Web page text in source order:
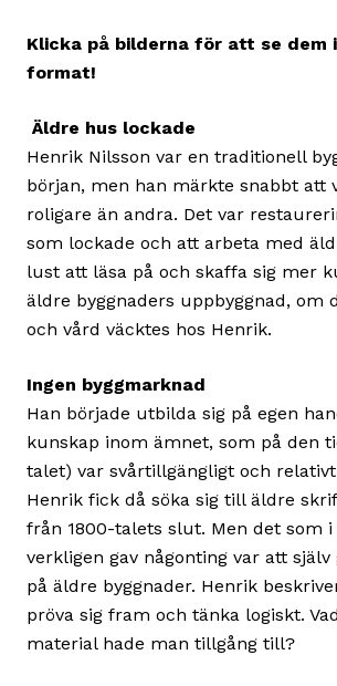
Klicka på bilderna för att se dem
format!
Äldre hus lockade
Henrik Nilsson var en traditionell
början, men han märkte snabbt att
roligare än andra. Det var
som lockade och att arbeta med
lust att läsa på och skaffa sig mer
äldre byggnaders uppbyggnad, om
och vård väcktes hos Henrik.
Ingen byggmarknad
Han började utbilda sig på egen
kunskap inom ämnet, som på den
talet) var svårtillgängligt och
Henrik fick då söka sig till äldre
från 1800-talets slut. Men det som
verkligen gav någonting var att
på äldre byggnader. Henrik
pröva sig fram och tänka logiskt.
material hade man tillgång till?